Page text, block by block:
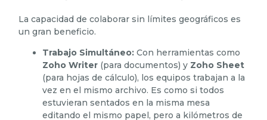
La capacidad de colaborar sin límites geográficos es
un gran beneficio.
Trabajo Simultáneo: Con herramientas como
Zoho Writer (para documentos) y Zoho Sheet
(para hojas de cálculo), los equipos trabajan a la
vez en el mismo archivo. Es como si todos
estuvieran sentados en la misma mesa
editando el mismo papel, pero a kilómetros de